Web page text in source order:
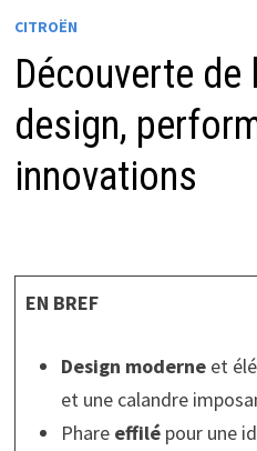
CITROËN
Découverte de
design,
innovations
EN BREF
Design moderneet
et une calandre
Phare effilépour une